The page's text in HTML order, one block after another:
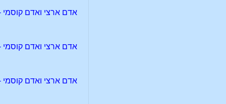
אדם ארצי ואדם קוסמי –
אדם ארצי ואדם קוסמי –
אדם ארצי ואדם קוסמי –